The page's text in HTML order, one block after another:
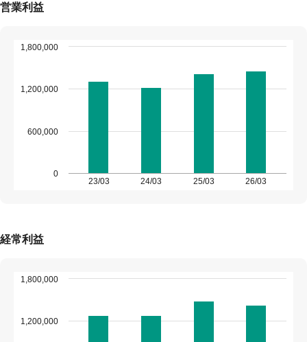
営業利益
23/03 24/03 25/03 26/03
0
600,000
1,200,000
1,800,000
経常利益
1,200,000
1,800,000